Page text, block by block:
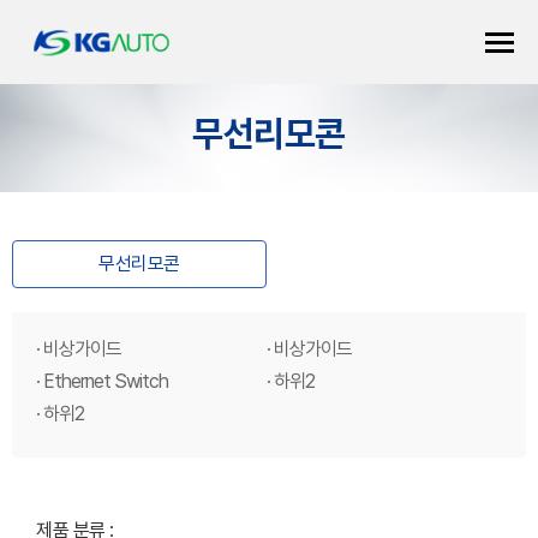
무선리모콘
무선리모콘
· 비상가이드
· 비상가이드
· Ethernet Switch
· 하위2
· 하위2
제품 분류 :